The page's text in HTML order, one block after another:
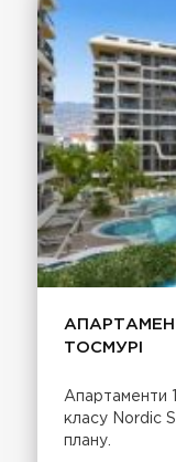
ТОСМУРІ
Апартаменти
класу Nordic
плану.